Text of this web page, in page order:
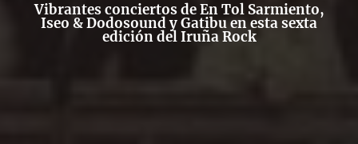
Vibrantes conciertos de En Tol Sarmiento,
Iseo & Dodosound y Gatibu en esta sexta
edición del Iruña Rock